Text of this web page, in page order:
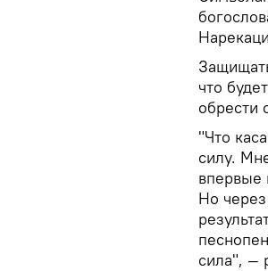
что
обрести
"Что
силу.
впервые
Но через
сила", —